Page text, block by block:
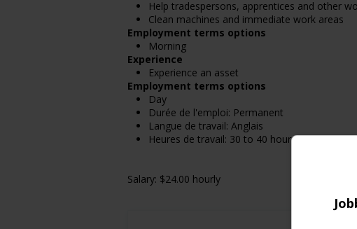
Help tradespersons, apprentices and other
Clean machines and immediate work areas
Employment terms options
Morning
Experience
Experience an asset
Employment terms options
Day
Durée de l'emploi: Permanent
Langue de travail: Anglais
Heures de travail: 30 to 40 hours per week
Salary: $24.00 hourly